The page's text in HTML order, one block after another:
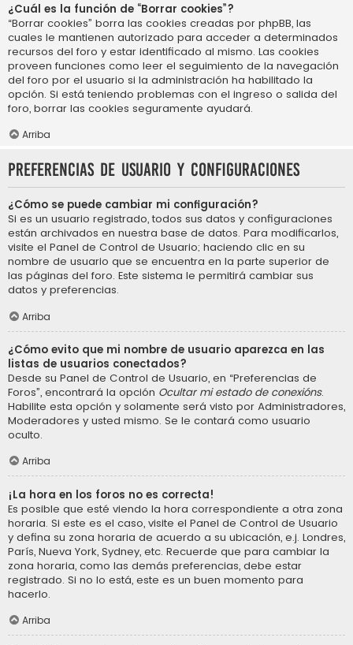
¿Cuál es la función de “Borrar cookies”?
“Borrar cookies” borra las cookies creadas por phpBB, las
cuales le mantienen autorizado para acceder a determinados
recursos del foro y estar identificado al mismo. Las cookies
proveen funciones como leer el seguimiento de la navegación
del foro por el usuario si la administración ha habilitado la
opción. Si está teniendo problemas con el ingreso o salida del
foro, borrar las cookies seguramente ayudará.
Arriba
Preferencias de usuario y configuraciones
¿Cómo se puede cambiar mi configuración?
Si es un usuario registrado, todos sus datos y configuraciones
están archivados en nuestra base de datos. Para modificarlos,
visite el Panel de Control de Usuario; haciendo clic en su
nombre de usuario que se encuentra en la parte superior de
las páginas del foro. Este sistema le permitirá cambiar sus
datos y preferencias.
Arriba
¿Cómo evito que mi nombre de usuario aparezca en las
listas de usuarios conectados?
Desde su Panel de Control de Usuario, en “Preferencias de
Foros”, encontrará la opción Ocultar mi estado de conexións.
Habilite esta opción y solamente será visto por Administradores,
Moderadores y usted mismo. Se le contará como usuario
oculto.
Arriba
¡La hora en los foros no es correcta!
Es posible que esté viendo la hora correspondiente a otra zona
horaria. Si este es el caso, visite el Panel de Control de Usuario
y defina su zona horaria de acuerdo a su ubicación, e.j. Londres,
París, Nueva York, Sydney, etc. Recuerde que para cambiar la
zona horaria, como las demás preferencias, debe estar
registrado. Si no lo está, este es un buen momento para
hacerlo.
Arriba